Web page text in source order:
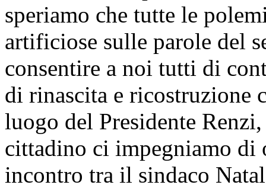
speriamo che tutte le
artificiose sulle parole del
consentire a noi tutti di
di rinascita e ricostruzione
luogo del Presidente
cittadino ci impegniamo di
incontro tra il sindaco